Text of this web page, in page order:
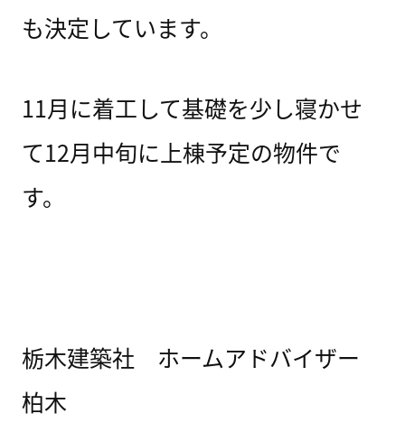
も決定しています。
11月に着工して基礎を少し寝かせ
て12月中旬に上棟予定の物件で
す。
栃木建築社 ホームアドバイザー
柏木